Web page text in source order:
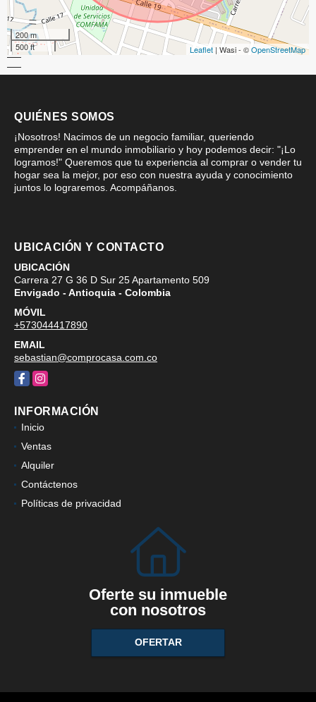
200 m
500 ft
Leaflet | Wasi - ©OpenStreetMap
QUIÉNES SOMOS
¡Nosotros! Nacimos de un negocio familiar, queriendo
emprender en el mundo inmobiliario y hoy podemos decir: "¡Lo
logramos!" Queremos que tu experiencia al comprar o vender tu
hogar sea la mejor, por eso con nuestra ayuda y conocimiento
juntos lo lograremos. Acompáñanos.
UBICACIÓN Y CONTACTO
UBICACIÓN
Carrera 27 G 36 D Sur 25 Apartamento 509
Envigado - Antioquia - Colombia
MÓVIL
+573044417890
EMAIL
sebastian@comprocasa.com.co
FacebookInstagram
INFORMACIÓN
Inicio
Ventas
Alquiler
Contáctenos
Políticas de privacidad
Oferte su inmueble
con nosotros
OFERTAR